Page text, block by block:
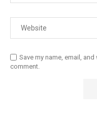
Save my name, email,
comment.